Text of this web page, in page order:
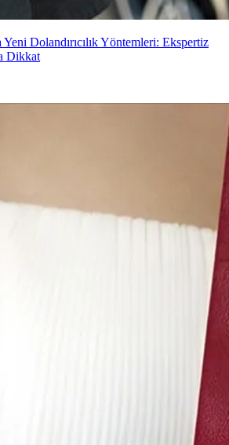
Dolandırıcılık Yöntemleri: Ekspertiz
Dikkat